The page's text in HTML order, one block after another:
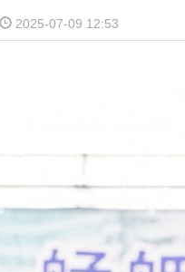
2025-07-09 12:53